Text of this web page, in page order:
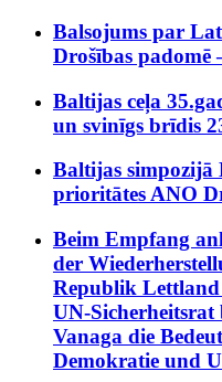
Balsojums par
Drošības padomē
Baltijas ceļa
un svinīgs brīdis
Baltijas simpozijā
prioritātes ANO
Beim Empfang
der
Republik
UN-
Vanaga die
Demokratie und